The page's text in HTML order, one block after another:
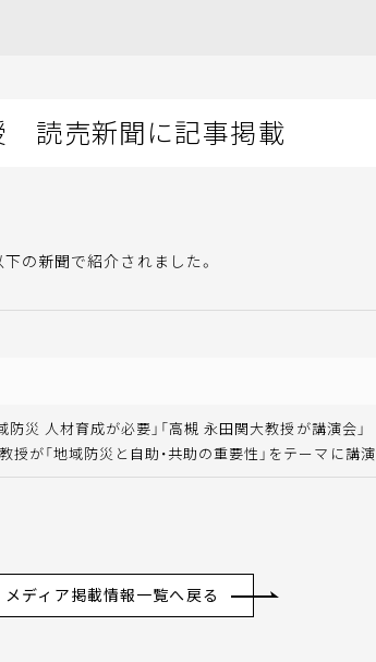
読売新聞に記事掲載
の新聞で紹介されました。
災 人材育成が必要」「高槻 永田関大教授が講演会」
授が「地域防災と自助・共助の重要性」をテーマに講演
メディア掲載情報一覧へ戻る